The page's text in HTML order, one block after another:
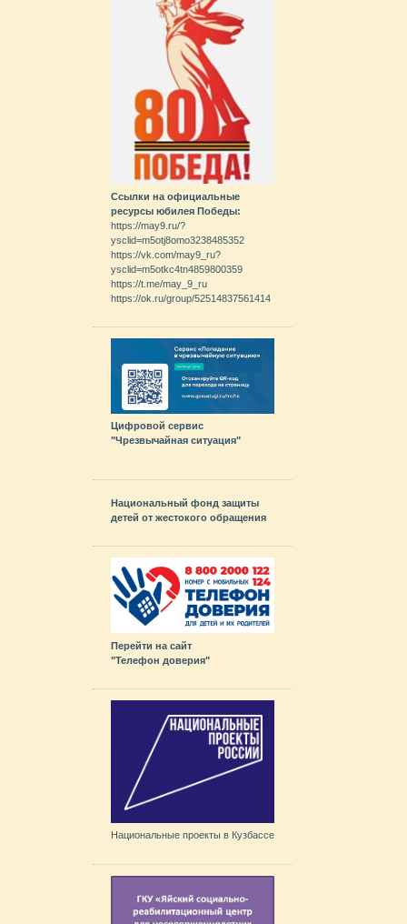
Cсылки на официальные
ресурсы юбилея Победы:
https://may9.ru/?
ysclid=m5otj8omo3238485352
https://vk.com/may9_ru?
ysclid=m5otkc4tn4859800359
https://t.me/may_9_ru
https://ok.ru/group/52514837561414
Цифровой сервис
"Чрезвычайная ситуация"
Национальный фонд защиты
детей от жестокого обращения
Перейти на сайт
"Телефон доверия"
Национальные проекты в Кузбассе